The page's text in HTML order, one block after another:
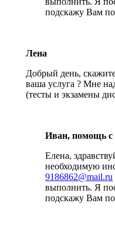
подскажу Вам
Лена
Добрый день,
ваша услуга ? Мне
(тесты и экзамены
Иван, помощь с
Елена,
необходимую
9186862@mail.ru
выполнить. Я
подскажу Вам